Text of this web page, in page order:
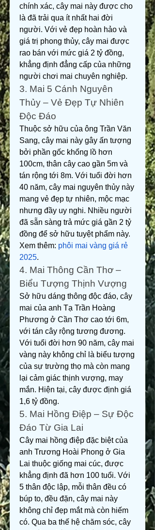
chính xác, cây mai này được cho
là đã trải qua ít nhất hai đời
người. Với vẻ đẹp hoàn hảo và
giá trị phong thủy, cây mai được
rao bán với mức giá 2 tỷ đồng,
khẳng định đẳng cấp của những
người chơi mai chuyên nghiệp.
3. Mai 5 Cánh Nguyên
Thủy – Vẻ Đẹp Tự Nhiên
Độc Đáo
Thuộc sở hữu của ông Trần Văn
Sang, cây mai này gây ấn tượng
bởi phần gốc khổng lồ hơn
100cm, thân cây cao gần 5m và
tán rộng tới 8m. Với tuổi đời hơn
40 năm, cây mai nguyên thủy này
mang vẻ đẹp tự nhiên, mộc mạc
nhưng đầy uy nghi. Nhiều người
đã sẵn sàng trả mức giá gần 2 tỷ
đồng để sở hữu tuyệt phẩm này.
Xem thêm: phôi mai vàng giá rẻ
2025.
4. Mai Thông Cần Thơ –
Biểu Tượng Thịnh Vượng
Sở hữu dáng thông độc đáo, cây
mai của anh Tạ Trần Hoàng
Phương ở Cần Thơ cao tới 6m,
với tán cây rộng tương đương.
Với tuổi đời hơn 90 năm, cây mai
vàng này không chỉ là biểu tượng
của sự trường thọ mà còn mang
lại cảm giác thịnh vượng, may
mắn. Hiện tại, cây được định giá
1,6 tỷ đồng.
5. Mai Hồng Điệp – Sự Độc
Đáo Từ Gia Lai
Cây mai hồng điệp đặc biệt của
anh Trương Hoài Phong ở Gia
Lai thuộc giống mai cúc, được
khẳng định đã hơn 100 tuổi. Với
5 thân độc lập, mỗi thân đều có
búp to, đều đặn, cây mai này
không chỉ đẹp mắt mà còn hiếm
có. Qua ba thế hệ chăm sóc, cây